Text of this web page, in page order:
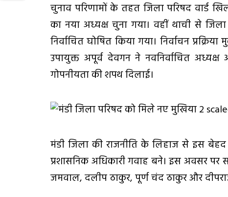
चुनाव परिणामों के तहत जिला परिषद वार्ड
का नया अध्यक्ष चुना गया। वहीं थाची से जिला
निर्वाचित घोषित किया गया। निर्वाचन
उपायुक्त अपूर्व देवगन ने नवनिर्वाचित
गोपनीयता की शपथ दिलाई।
मंडी जिला की राजनीति के लिहाज से इस
प्रशासनिक अधिकारी गवाह बने। इस अवसर पर
जमवाल, दलीप ठाकुर, पूर्ण चंद ठाकुर और